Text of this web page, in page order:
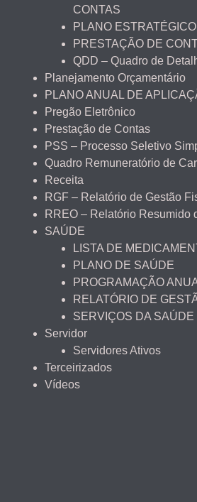
CONTAS
PLANO
PRESTAÇÃO DE
QDD – Quadro de
Planejamento Orçamentário
PLANO ANUAL DE
Pregão Eletrônico
Prestação de Contas
PSS – Processo Seletivo
Quadro Remuneratório de
Receita
RGF – Relatório de Gestão
RREO – Relatório Resumido
SAÚDE
LISTA DE
PLANO DE SAÚDE
PROGRAMAÇÃO
RELATÓRIO DE
SERVIÇOS DA SAÚDE
Servidor
Servidores Ativos
Terceirizados
Vídeos